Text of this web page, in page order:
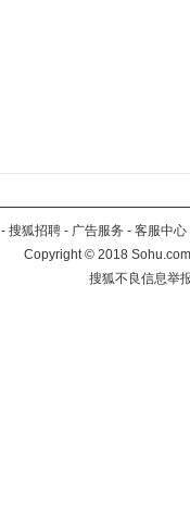
- 搜狐招聘 - 广告服务 - 客服中心
Copyright©2018
搜狐不良信息举